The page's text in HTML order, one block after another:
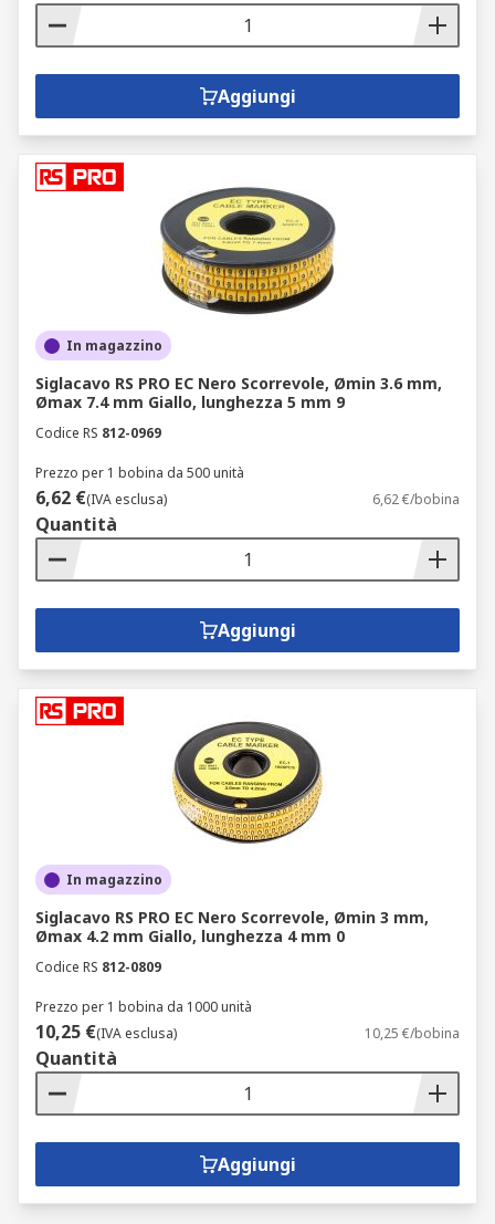
Aggiungi
In magazzino
Siglacavo RS PRO EC Nero Scorrevole, Ømin 3.6 mm,
Ømax 7.4 mm Giallo, lunghezza 5 mm 9
Codice RS 812-0969
Prezzo per 1 bobina da 500 unità
6,62 €(IVA esclusa) 6,62 €/bobina
Quantità
Aggiungi
In magazzino
Siglacavo RS PRO EC Nero Scorrevole, Ømin 3 mm,
Ømax 4.2 mm Giallo, lunghezza 4 mm 0
Codice RS 812-0809
Prezzo per 1 bobina da 1000 unità
10,25 €(IVA esclusa) 10,25 €/bobina
Quantità
Aggiungi